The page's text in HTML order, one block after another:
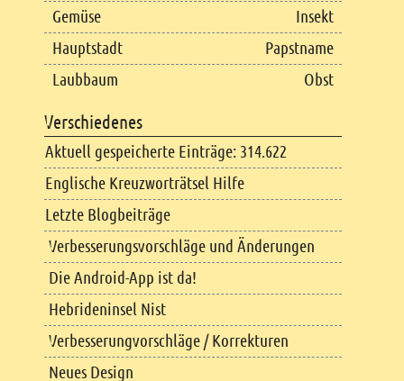
Gemüse
Insekt
Hauptstadt
Papstname
Laubbaum
Obst
Verschiedenes
Aktuell gespeicherte Einträge: 314.622
Englische Kreuzworträtsel Hilfe
Letzte Blogbeiträge
Verbesserungsvorschläge und Änderungen
Die Android-App ist da!
Hebrideninsel Nist
Verbesserungvorschläge / Korrekturen
Neues Design